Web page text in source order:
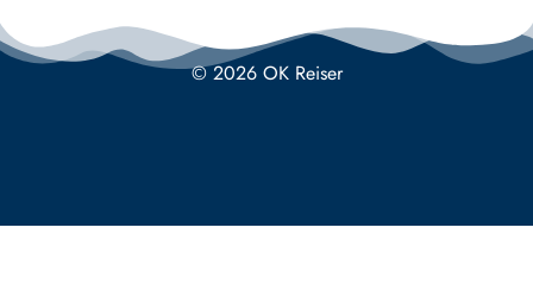
© 2026 OK Reiser